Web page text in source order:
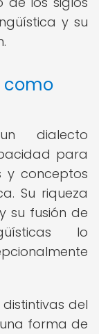
y su
como
dialecto
para
y conceptos
Su riqueza
su fusión de
lo
del
forma de